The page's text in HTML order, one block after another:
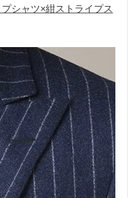
シャツ×紺ストライプス